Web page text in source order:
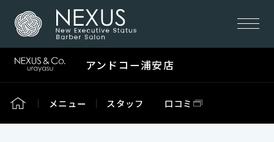
アンドコー浦安店
メニュー スタッフ 口コミ